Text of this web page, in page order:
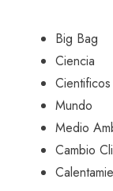
Big Bag
Ciencia
Cientificos
Mundo
Medio
Cambio